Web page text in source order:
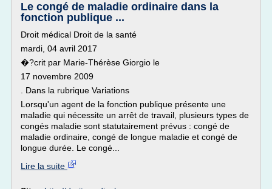
Le congé de maladie ordinaire dans la
fonction publique ...
Droit médical Droit de la santé
mardi, 04 avril 2017
�?crit par Marie-Thérèse Giorgio le
17 novembre 2009
. Dans la rubrique Variations
Lorsqu'un agent de la fonction publique présente une
maladie qui nécessite un arrêt de travail, plusieurs types de
congés maladie sont statutairement prévus : congé de
maladie ordinaire, congé de longue maladie et congé de
longue durée. Le congé...
Lire la suite